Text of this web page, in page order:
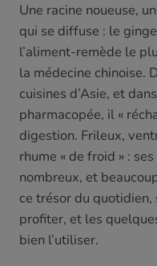
Une racine noueuse,
qui se diffuse : le
l’aliment-remède le
la médecine chinoise.
cuisines d’Asie, et
pharmacopée, il «
digestion. Frileux,
rhume « de froid » :
nombreux, et
ce trésor du
profiter, et les
bien l’utiliser.